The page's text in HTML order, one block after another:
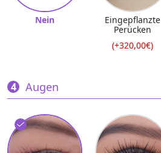
Nein
Eingepflanzte
Perücken
(+320,00€)
Augen